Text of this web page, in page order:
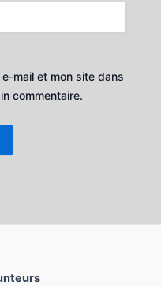
mail et mon site dans
commentaire.